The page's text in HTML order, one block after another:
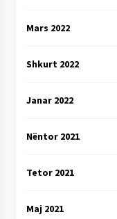
Mars 2022
Shkurt 2022
Janar 2022
Nëntor 2021
Tetor 2021
Maj 2021